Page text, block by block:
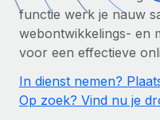
Zzp'ers
PEO
Ingewikkelde HR-
INFRASTRUCTUUR
Flexibele global HR
bedrijven
Ontdek valuta-
internationale zzp'ers
LEREN MET REMOTE
Nederlands
Deutsch
functie werk je nauw
webontwikkelings- en
voor een effectieve
In dienst nemen?
Op zoek? Vind nu je